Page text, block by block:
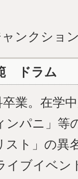
ャンクショ
ドラム
業。在学
ンパニ」等
スト」の
イブイベン